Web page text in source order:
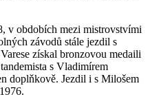
v obdobích mezi mistrovstvími
závodů stále jezdil s
získal bronzovou medaili
s Vladimírem
doplňkově. Jezdil i s Milošem